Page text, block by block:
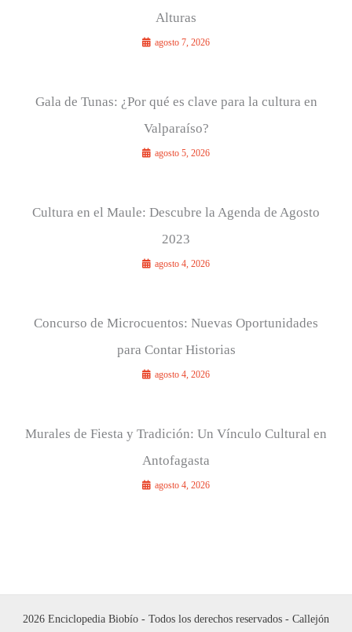
Alturas
agosto 7, 2026
Gala de Tunas: ¿Por qué es clave para la cultura en
Valparaíso?
agosto 5, 2026
Cultura en el Maule: Descubre la Agenda de Agosto
2023
agosto 4, 2026
Concurso de Microcuentos: Nuevas Oportunidades
para Contar Historias
agosto 4, 2026
Murales de Fiesta y Tradición: Un Vínculo Cultural en
Antofagasta
agosto 4, 2026
2026 Enciclopedia Biobío - Todos los derechos reservados - Callejón